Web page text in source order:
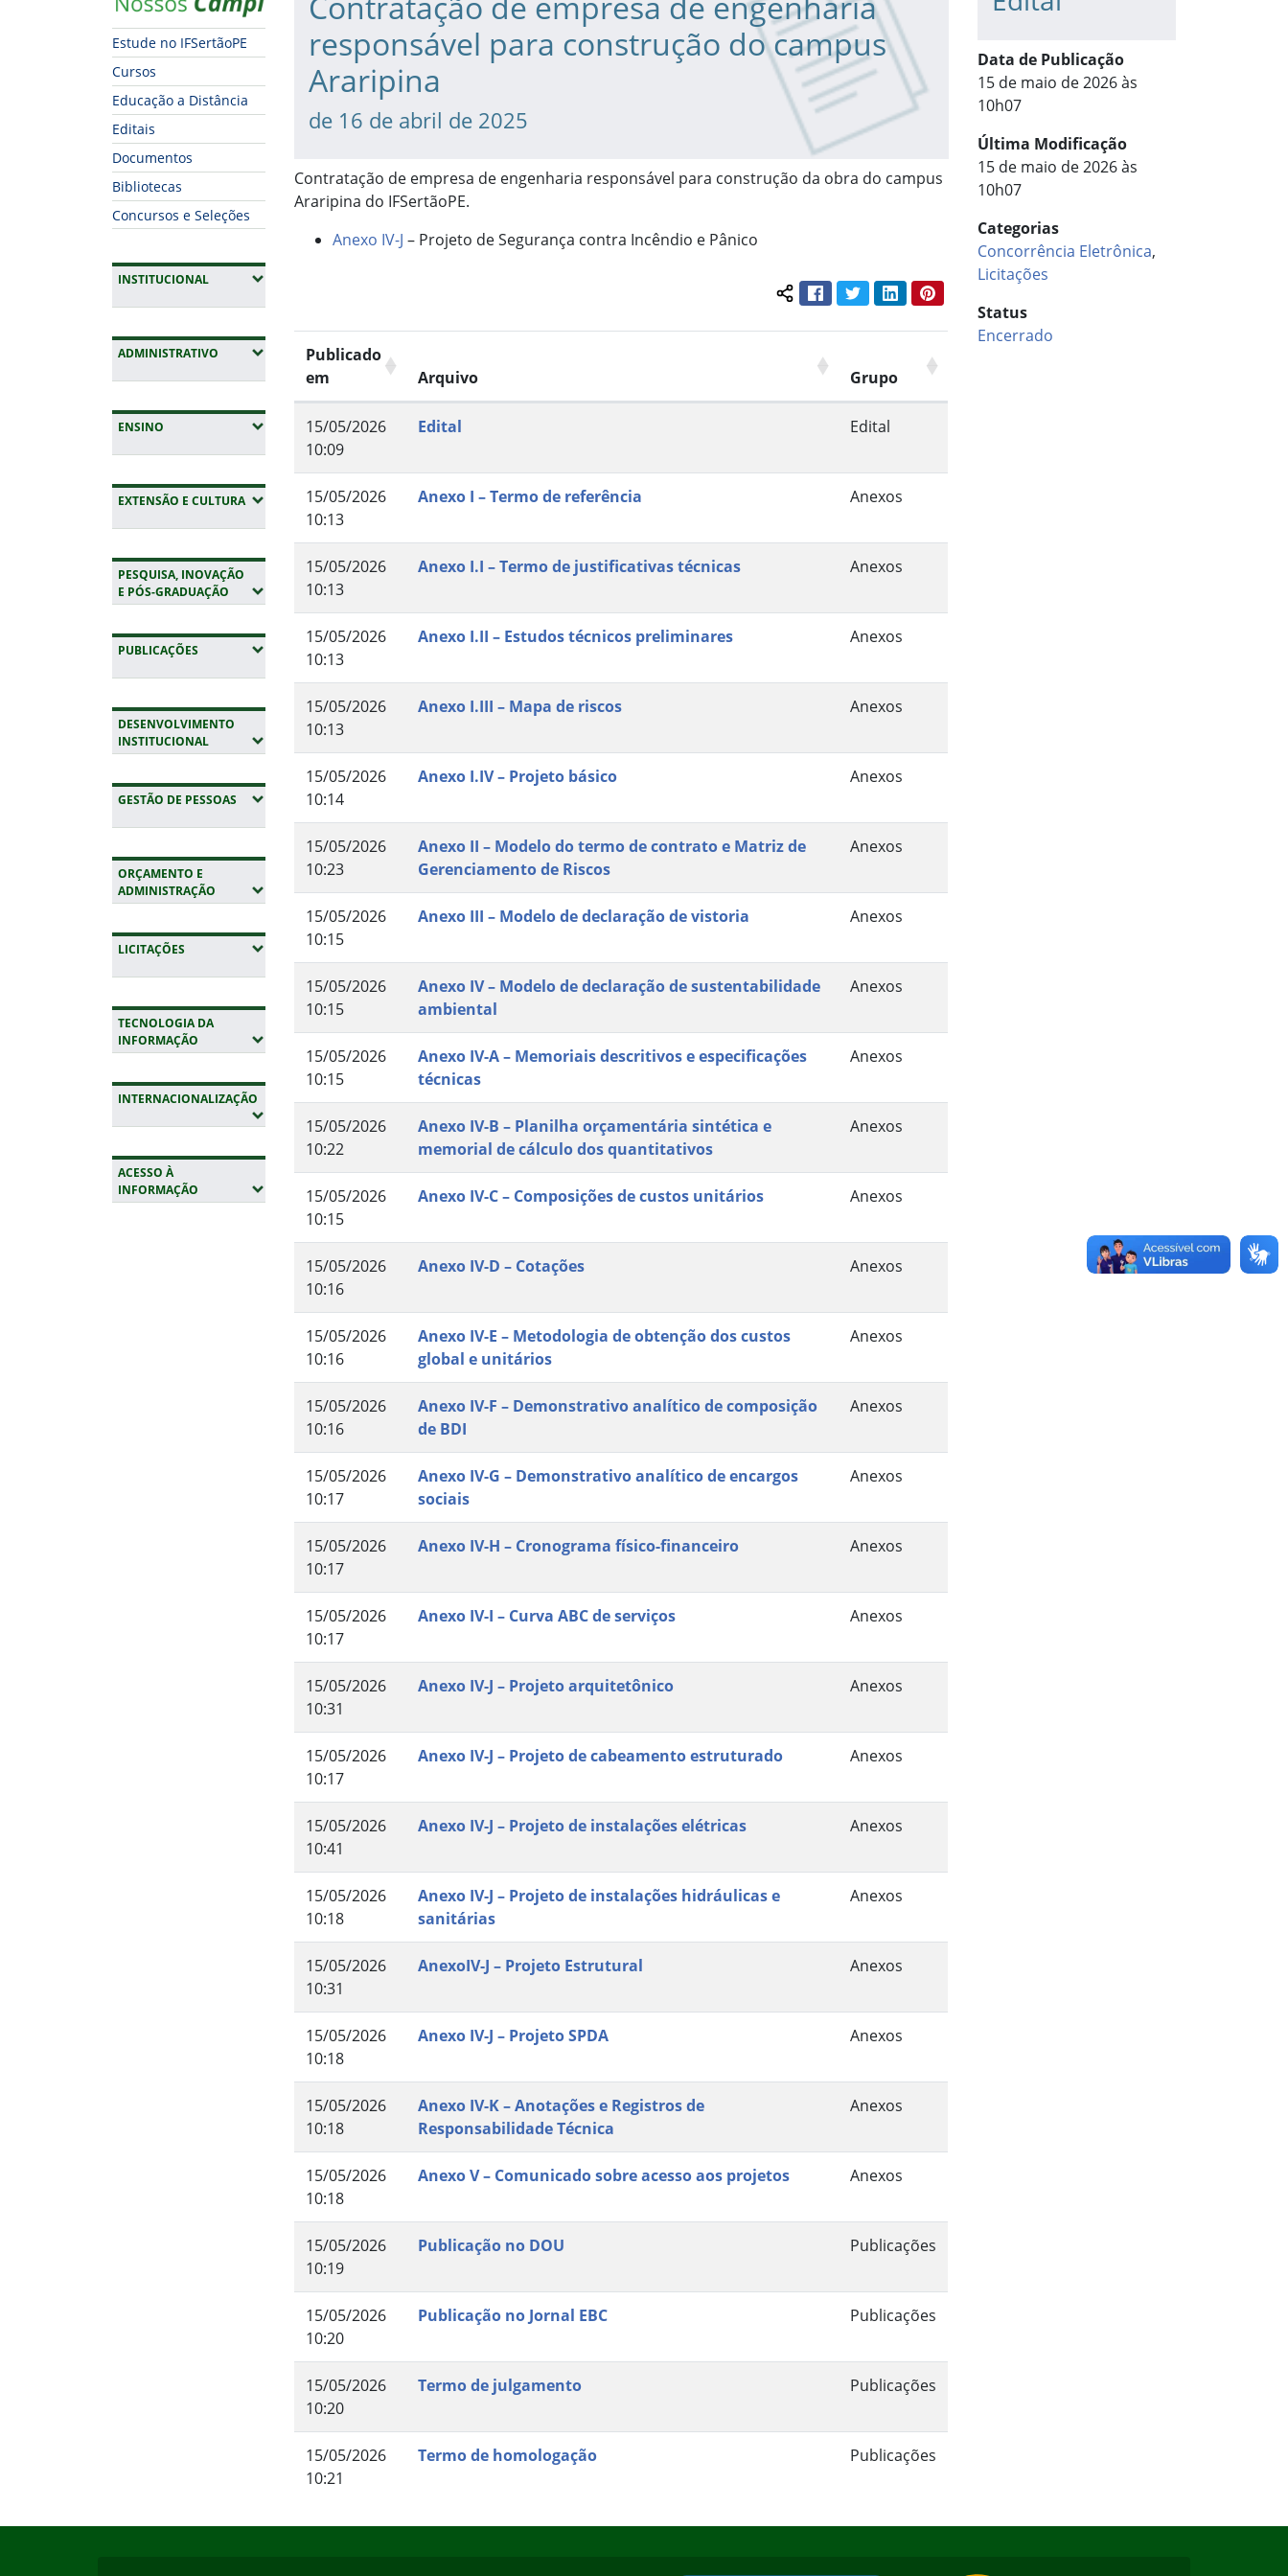
Estude no IFSertãoPE
Cursos
Educação a Distância
Editais
Documentos
Bibliotecas
Concursos e Seleções
INSTITUCIONAL(EXPANDIR SUBMENUS)
ADMINISTRATIVO (EXPANDIR SUBMENUS)
ENSINO (EXPANDIR SUBMENUS)
EXTENSÃO E CULTURA(EXPANDIR SUBMENUS)
PESQUISA, INOVAÇÃO
E PÓS-GRADUAÇÃO (EXPANDIR SUBMENUS)
PUBLICAÇÕES (EXPANDIR SUBMENUS)
DESENVOLVIMENTO
INSTITUCIONAL(EXPANDIR SUBMENUS)
GESTÃO DE PESSOAS (EXPANDIR SUBMENUS)
ORÇAMENTO E
ADMINISTRAÇÃO (EXPANDIR SUBMENUS)
LICITAÇÕES (EXPANDIR SUBMENUS)
TECNOLOGIA DA
INFORMAÇÃO (EXPANDIR SUBMENUS)
INTERNACIONALIZAÇÃO
ACESSO À
INFORMAÇÃO (EXPANDIR SUBMENUS)
responsável para construção do campus
Araripina
de 16 de abril de 2025
Contratação de empresa de engenharia responsável para construção da obra do campus
Araripina do IFSertãoPE.
Anexo IV-J – Projeto de Segurança contra Incêndio e Pânico
Compartilhar conteúdo:
FacebookTwitterLinkedInPinterest
Publicado
em
Arquivo Grupo
15/05/2026
10:09
Edital Edital
15/05/2026
10:13
Anexo I – Termo de referência Anexos
15/05/2026
10:13
Anexo I.I – Termo de justificativas técnicas Anexos
15/05/2026
10:13
Anexo I.II – Estudos técnicos preliminares Anexos
15/05/2026
10:13
Anexo I.III – Mapa de riscos Anexos
15/05/2026
10:14
Anexo I.IV – Projeto básico Anexos
15/05/2026
10:23
Anexo II – Modelo do termo de contrato e Matriz de
Gerenciamento de Riscos
Anexos
15/05/2026
10:15
Anexo III – Modelo de declaração de vistoria Anexos
15/05/2026
10:15
Anexo IV – Modelo de declaração de sustentabilidade
ambiental
Anexos
15/05/2026
10:15
Anexo IV-A – Memoriais descritivos e especificações
técnicas
Anexos
15/05/2026
10:22
Anexo IV-B – Planilha orçamentária sintética e
memorial de cálculo dos quantitativos
Anexos
15/05/2026
10:15
Anexo IV-C – Composições de custos unitários Anexos
15/05/2026
10:16
Anexo IV-D – Cotações Anexos
15/05/2026
10:16
Anexo IV-E – Metodologia de obtenção dos custos
global e unitários
Anexos
15/05/2026
10:16
Anexo IV-F – Demonstrativo analítico de composição
de BDI
Anexos
15/05/2026
10:17
Anexo IV-G – Demonstrativo analítico de encargos
sociais
Anexos
15/05/2026
10:17
Anexo IV-H – Cronograma físico-financeiro Anexos
15/05/2026
10:17
Anexo IV-I – Curva ABC de serviços Anexos
15/05/2026
10:31
Anexo IV-J – Projeto arquitetônico Anexos
15/05/2026
10:17
Anexo IV-J – Projeto de cabeamento estruturado Anexos
15/05/2026
10:41
Anexo IV-J – Projeto de instalações elétricas Anexos
15/05/2026
10:18
Anexo IV-J – Projeto de instalações hidráulicas e
sanitárias
Anexos
15/05/2026
10:31
AnexoIV-J – Projeto Estrutural Anexos
15/05/2026
10:18
Anexo IV-J – Projeto SPDA Anexos
15/05/2026
10:18
Anexo IV-K – Anotações e Registros de
Responsabilidade Técnica
Anexos
15/05/2026
10:18
Anexo V – Comunicado sobre acesso aos projetos Anexos
15/05/2026
10:19
Publicação no DOU Publicações
15/05/2026
10:20
Publicação no Jornal EBC Publicações
15/05/2026
10:20
Termo de julgamento Publicações
15/05/2026
10:21
Termo de homologação Publicações
Data de Publicação
15 de maio de 2026 às
10h07
Última Modificação
15 de maio de 2026 às
10h07
Categorias
Concorrência Eletrônica,
Licitações
Status
Encerrado